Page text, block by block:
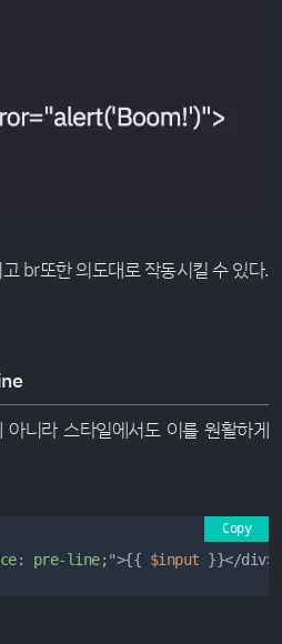
br또한 의도대로 작동시킬 수 있다.
아니라 스타일에서도 이를 원활하게
pre-line;">{{ $input }}</div>
Copy